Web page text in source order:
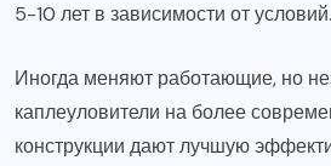
5-10 лет в зависимости от условий.
Иногда меняют работающие, но
каплеуловители на более
конструкции дают лучшую